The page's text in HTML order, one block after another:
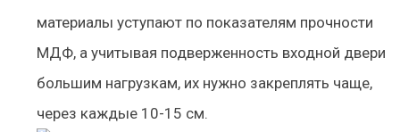
материалы уступают по показателям прочности
МДФ, а учитывая подверженность входной двери
большим нагрузкам, их нужно закреплять чаще,
через каждые 10-15 см.